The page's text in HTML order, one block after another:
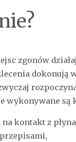
zgonów
dokonują
wykonywane są
kontakt z